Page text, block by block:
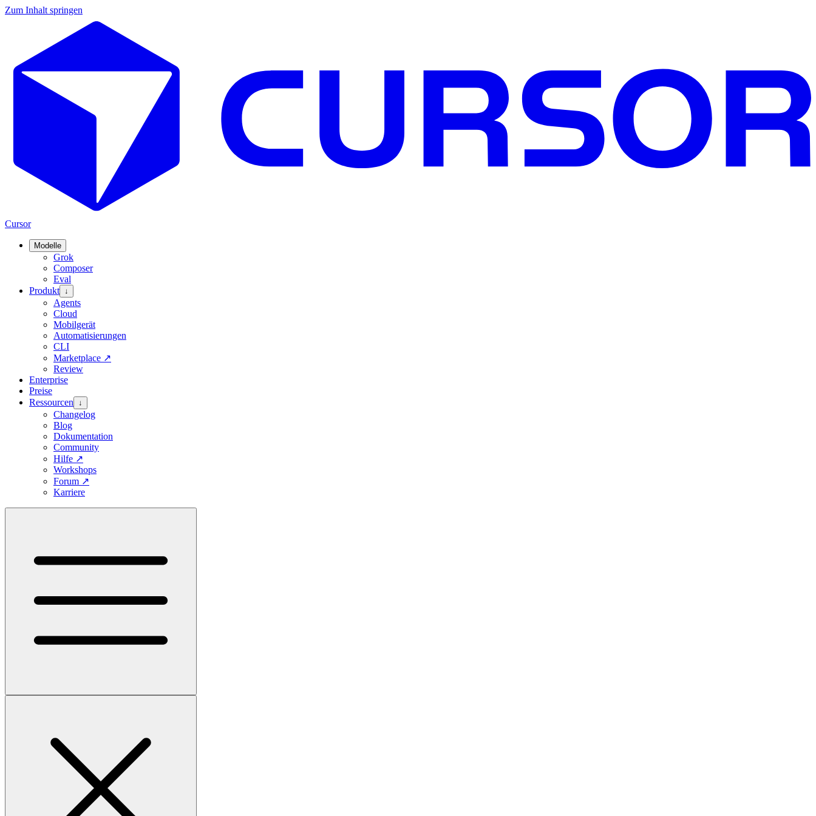
Zum Inhalt springen
Cursor
Modelle
Grok
Composer
Eval
Produkt ↓
Agents
Cloud
Mobilgerät
Automatisierungen
CLI
Marketplace ↗
Review
Enterprise
Preise
Ressourcen
↓
Changelog
Blog
Dokumentation
Community
Hilfe ↗
Workshops
Forum ↗
Karriere